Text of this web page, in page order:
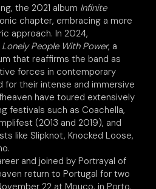
the 2021 album Infinite
chapter, embracing a more
approach. In 2024,
Lonely People With Power, a
that reaffirms the band as
forces in contemporary
for their intense and immersive
have toured extensively
festivals such as Coachella,
(2013 and 2019), and
like Slipknot, Knocked Loose,
and joined by Portrayal of
return to Portugal for two
22 at Mouco, in Porto,